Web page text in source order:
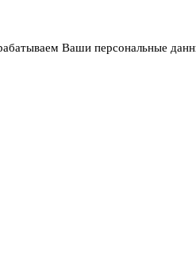
Ваши персональные